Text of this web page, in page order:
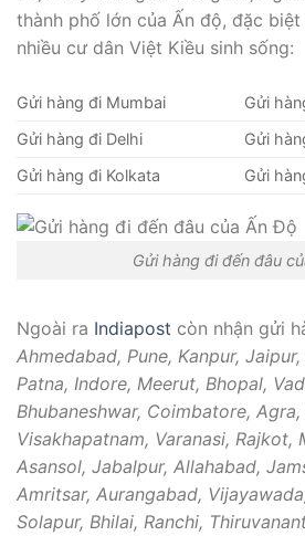
thành phố lớn của Ấn độ, đặc
nhiều cư dân Việt Kiều sinh sống:
Gửi hàng đi Mumbai
Gửi
Gửi hàng đi Delhi
Gửi
Gửi hàng đi Kolkata
Gửi
Gửi hàng đi đến đâu
Ngoài ra Indiapost còn nhận gửi
Ahmedabad, Pune, Kanpur,
Patna, Indore, Meerut, Bhopal,
Bhubaneshwar, Coimbatore,
Visakhapatnam, Varanasi, Rajkot,
Asansol, Jabalpur, Allahabad,
Amritsar, Aurangabad,
Solapur, Bhilai, Ranchi,